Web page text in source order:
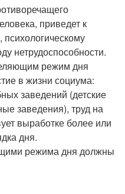
приведет к
нетрудоспособности.
режим дня
в жизни социума:
заведений (детские
заведения), труд на
выработке более или
дня.
режима дня должны